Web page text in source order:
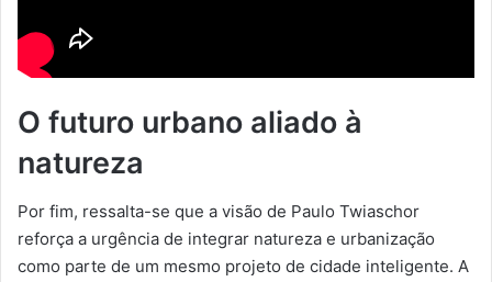
O futuro urbano aliado à
natureza
Por fim, ressalta-se que a visão de Paulo Twiaschor
reforça a urgência de integrar natureza e urbanização
como parte de um mesmo projeto de cidade inteligente. A